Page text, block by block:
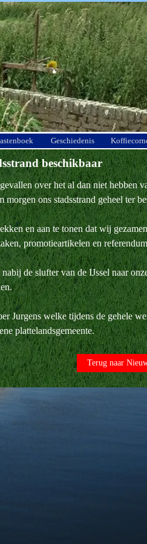
Geschiedenis
beschikbaar
over het al dan niet hebben
ons stadsstrand geheel ter
en aan te tonen dat wij
promotieartikelen en
de slufter van de IJssel naar
Jurgens welke tijdens de gehele
plattelandsgemeente.
Terug naar